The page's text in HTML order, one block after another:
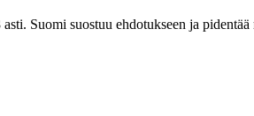
Suomi suostuu ehdotukseen ja pidentää